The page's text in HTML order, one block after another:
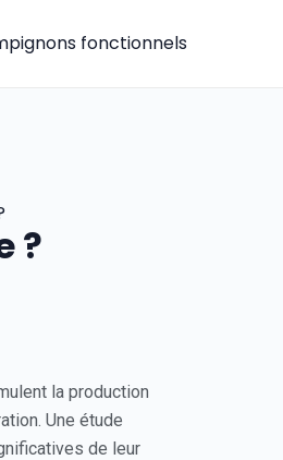
fonctionnels
?
la production
Une étude
de leur